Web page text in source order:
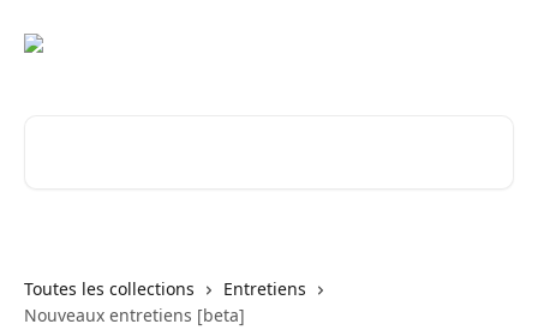
Toutes les collections
Entretiens
Nouveaux entretiens [beta]